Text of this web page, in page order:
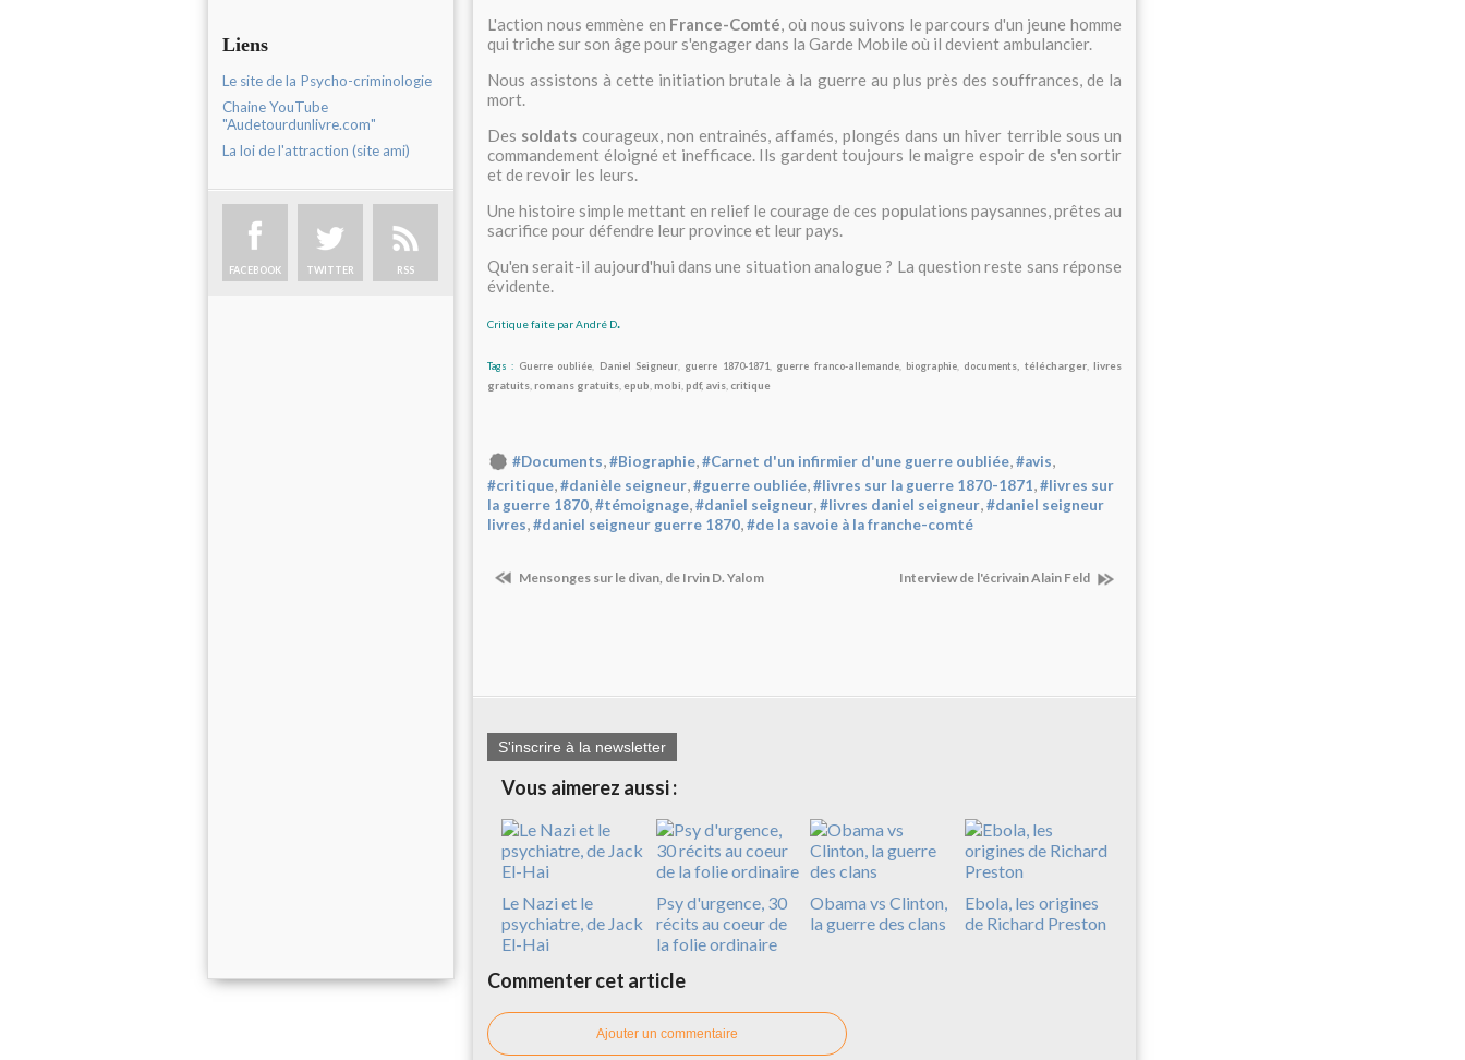
Liens
Le site de la Psycho-criminologie
Chaine YouTube
"Audetourdunlivre.com"
La loi de l'attraction (site ami)
FACEBOOK TWITTER RSS
L'action nous emmène en France-Comté, où nous suivons le parcours d'un jeune homme
qui triche sur son âge pour s'engager dans la Garde Mobile où il devient ambulancier.
Nous assistons à cette initiation brutale à la guerre au plus près des souffrances, de la
mort.
Des soldats courageux, non entrainés, affamés, plongés dans un hiver terrible sous un
commandement éloigné et inefficace. Ils gardent toujours le maigre espoir de s'en sortir
et de revoir les leurs.
Une histoire simple mettant en relief le courage de ces populations paysannes, prêtes au
sacrifice pour défendre leur province et leur pays.
Qu'en serait-il aujourd'hui dans une situation analogue ? La question reste sans réponse
évidente.
Critique faite par André D.
Tags : Guerre oubliée, Daniel Seigneur, guerre 1870-1871, guerre franco-allemande, biographie, documents, télécharger,livres
gratuits,romans gratuits, epub,mobi,pdf, avis, critique
#Documents,#Biographie,#Carnet d'un infirmier d'une guerre oubliée,#avis,
#critique,#danièle seigneur,#guerre oubliée,#livres sur la guerre 1870-1871,#livres sur
la guerre 1870,#témoignage,#daniel seigneur,#livres daniel seigneur,#daniel seigneur
livres,#daniel seigneur guerre 1870,#de la savoie à la franche-comté
Mensonges sur le divan, de Irvin D. Yalom Interview de l'écrivain Alain Feld
S'inscrire à la newsletter
Vous aimerez aussi :
Le Nazi et le
psychiatre, de Jack
El-Hai
Psy d'urgence, 30
récits au coeur de
la folie ordinaire
Obama vs Clinton,
la guerre des clans
Ebola, les origines
de Richard Preston
Commenter cet article
Ajouter un commentaire